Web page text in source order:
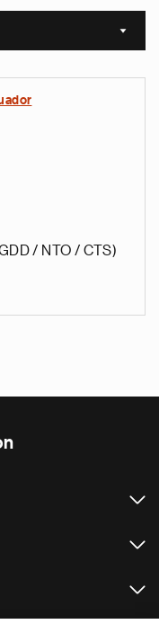
Sort
/ NTO / CTS)